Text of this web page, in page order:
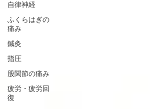
自律神経
ふくらはぎの
痛み
鍼灸
指圧
股関節の痛み
疲労・疲労回
復